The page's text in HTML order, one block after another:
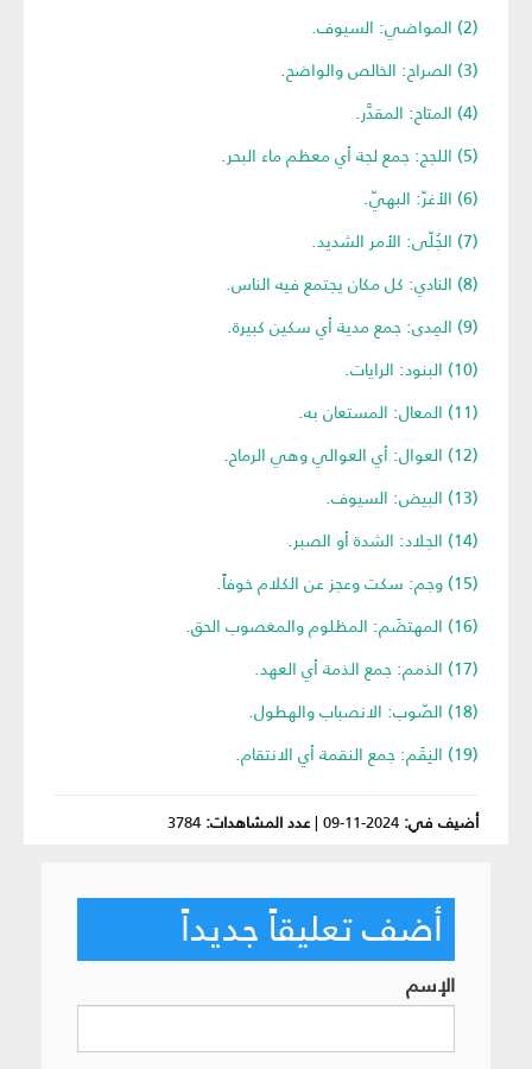
(2) المواضي: السيوف.
(3) الصراح: الخالص والواضح.
(4) المتاح: المقدَّر.
(5) اللجج: جمع لجة أي معظم ماء البحر.
(6) الأغرّ: البهيّ.
(7) الجُلّى: الأمر الشديد.
(8) النادي: كل مكان يجتمع فيه الناس.
(9) المِدى: جمع مدية أي سكين كبيرة.
(10) البنود: الرايات.
(11) المعال: المستعان به.
(12) العوال: أي العوالي وهي الرماح.
(13) البيض: السيوف.
(14) الجلاد: الشدة أو الصبر.
(15) وجم: سكت وعجز عن الكلام خوفاً.
(16) المهتضَم: المظلوم والمغصوب الحق.
(17) الذمم: جمع الذمة أي العهد.
(18) الصّوب: الانصباب والهطول.
(19) النِقَم: جمع النقمة أي الانتقام.
أضيف في: 2024-11-09
|عدد المشاهدات: 3784
أضف تعليقاً جديداً
الإسم